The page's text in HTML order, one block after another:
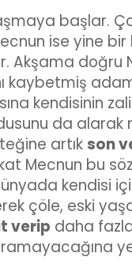
başlar.
ise yine
doğru
kaybetmiş
kendisinin
da
artıkson
Mecnun bu
kendisi
çöle, eski
verip daha